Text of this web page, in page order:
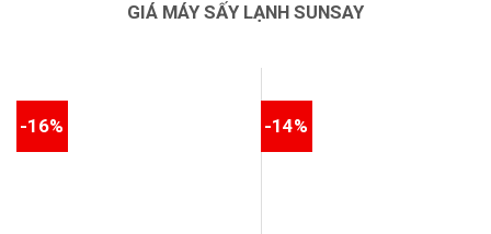
GIÁ MÁY SẤY LẠNH SUNSAY
-16% -14%